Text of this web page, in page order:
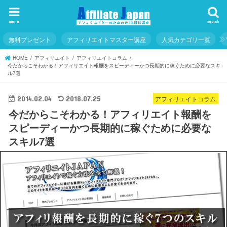
search
menu
無料プレゼント アフィリエイトマスター講座 人気カテゴリ一覧
HOME アフィリエイト
アフィリエイトコラム
今だからこそわかる！アフィリエイト報酬をスピーディーかつ長期的に稼ぐために必要なスキ
ル7選
アフィリエイトコラム
2014.02.04 2018.07.25
今だからこそわかる！アフィリエイト報酬を
スピーディーかつ長期的に稼ぐために必要な
スキル7選